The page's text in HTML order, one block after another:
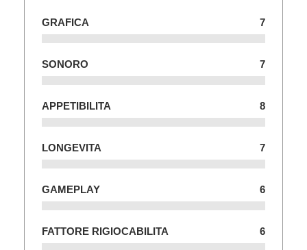
GRAFICA 7
SONORO 7
APPETIBILITA 8
LONGEVITA 7
GAMEPLAY 6
FATTORE RIGIOCABILITA 6